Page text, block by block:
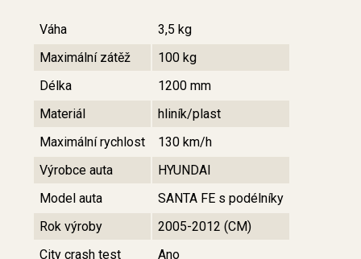
Váha
3,5 kg
Maximální zátěž
100 kg
Délka
1200 mm
Materiál
hliník/plast
Maximální rychlost
130 km/h
Výrobce auta
HYUNDAI
Model auta
SANTA FE s podélníky
Rok výroby
2005-2012 (CM)
City crash test
Ano